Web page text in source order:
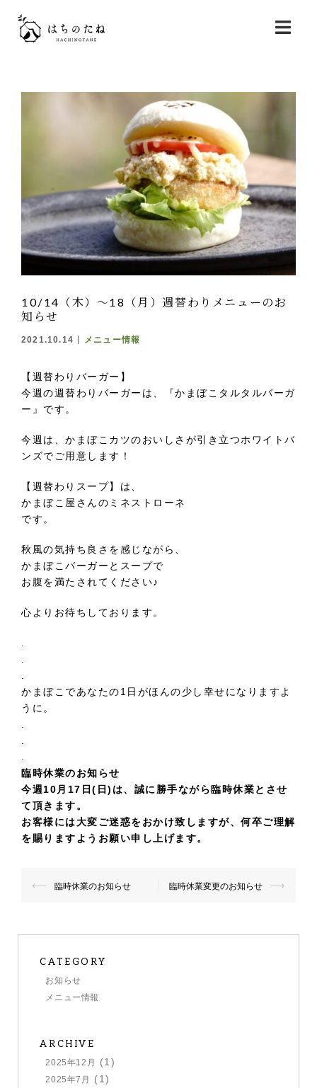
10/14（木）〜18（月）週替わりメニューのお
知らせ
2021.10.14 メニュー情報
【週替わりバーガー】
今週の週替わりバーガーは、『かまぼこタルタルバーガ
ー』です。
今週は、かまぼこカツのおいしさが引き立つホワイトバ
ンズでご用意します！
【週替わりスープ】は、
かまぼこ屋さんのミネストローネ
です。
秋風の気持ち良さを感じながら、
かまぼこバーガーとスープで
お腹を満たされてください♪
心よりお待ちしております。
かまぼこであなたの1日がほんの少し幸せになりますよ
うに。
臨時休業のお知らせ
今週10月17日(日)は、誠に勝手ながら臨時休業とさせ
て頂きます。
お客様には大変ご迷惑をおかけ致しますが、何卒ご理解
を賜りますようお願い申し上げます。
投
ビ
ー
シ
⟵ 臨時休業のお知らせ 臨時休業変更のお知らせ ⟶
CATEGORY
お知らせ
メニュー情報
ARCHIVE
2025年12月 (1)
2025年7月 (1)